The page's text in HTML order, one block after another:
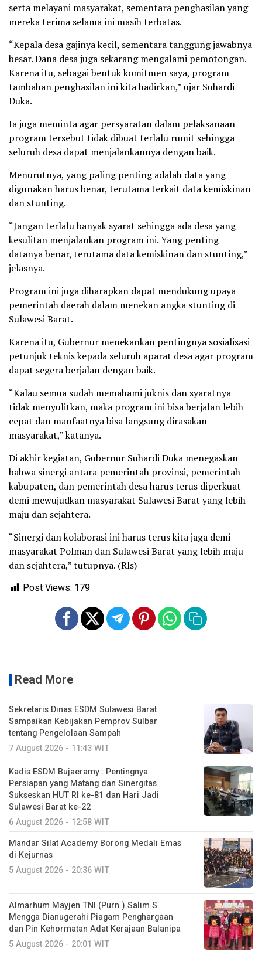
serta melayani masyarakat, sementara penghasilan yang
mereka terima selama ini masih terbatas.
“Kepala desa gajinya kecil, sementara tanggung jawabnya
besar. Dana desa juga sekarang mengalami pemotongan.
Karena itu, sebagai bentuk komitmen saya, program
tambahan penghasilan ini kita hadirkan,” ujar Suhardi
Duka.
Ia juga meminta agar persyaratan dalam pelaksanaan
program tersebut tidak dibuat terlalu rumit sehingga
seluruh desa dapat menjalankannya dengan baik.
Menurutnya, yang paling penting adalah data yang
digunakan harus benar, terutama terkait data kemiskinan
dan stunting.
“Jangan terlalu banyak syarat sehingga ada desa yang
kesulitan menjalankan program ini. Yang penting
datanya benar, terutama data kemiskinan dan stunting,”
jelasnya.
Program ini juga diharapkan dapat mendukung upaya
pemerintah daerah dalam menekan angka stunting di
Sulawesi Barat.
Karena itu, Gubernur menekankan pentingnya sosialisasi
petunjuk teknis kepada seluruh aparat desa agar program
dapat segera berjalan dengan baik.
“Kalau semua sudah memahami juknis dan syaratnya
tidak menyulitkan, maka program ini bisa berjalan lebih
cepat dan manfaatnya bisa langsung dirasakan
masyarakat,” katanya.
Di akhir kegiatan, Gubernur Suhardi Duka menegaskan
bahwa sinergi antara pemerintah provinsi, pemerintah
kabupaten, dan pemerintah desa harus terus diperkuat
demi mewujudkan masyarakat Sulawesi Barat yang lebih
maju dan sejahtera.
“Sinergi dan kolaborasi ini harus terus kita jaga demi
masyarakat Polman dan Sulawesi Barat yang lebih maju
dan sejahtera,” tutupnya. (Rls)
Post Views: 179
Read More
Sekretaris Dinas ESDM Sulawesi Barat
Sampaikan Kebijakan Pemprov Sulbar
tentang Pengelolaan Sampah
7 August 2026 - 11:43 WIT
Kadis ESDM Bujaeramy : Pentingnya
Persiapan yang Matang dan Sinergitas
Sukseskan HUT RI ke-81 dan Hari Jadi
Sulawesi Barat ke-22
6 August 2026 - 12:58 WIT
Mandar Silat Academy Borong Medali Emas
di Kejurnas
5 August 2026 - 20:36 WIT
Almarhum Mayjen TNI (Purn.) Salim S.
Mengga Dianugerahi Piagam Penghargaan
dan Pin Kehormatan Adat Kerajaan Balanipa
5 August 2026 - 20:01 WIT